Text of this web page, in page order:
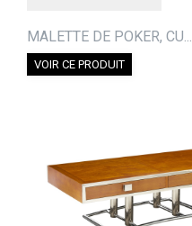
MALETTE DE POKER, CU...
VOIR CE PRODUIT